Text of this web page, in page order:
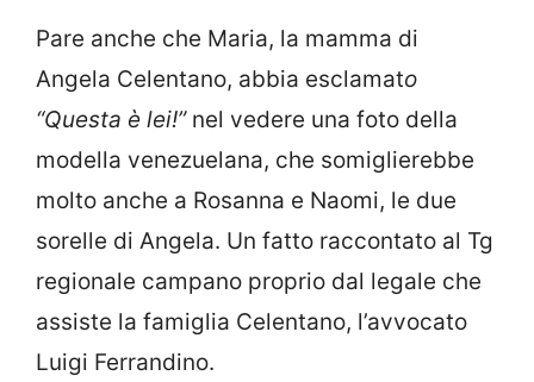
Pare anche che Maria, la mamma di
Angela Celentano, abbia esclamato
“Questa è lei!”nel vedere una foto della
modella venezuelana, che somiglierebbe
molto anche a Rosanna e Naomi, le due
sorelle di Angela. Un fatto raccontato al Tg
regionale campano proprio dal legale che
assiste la famiglia Celentano, l’avvocato
Luigi Ferrandino.